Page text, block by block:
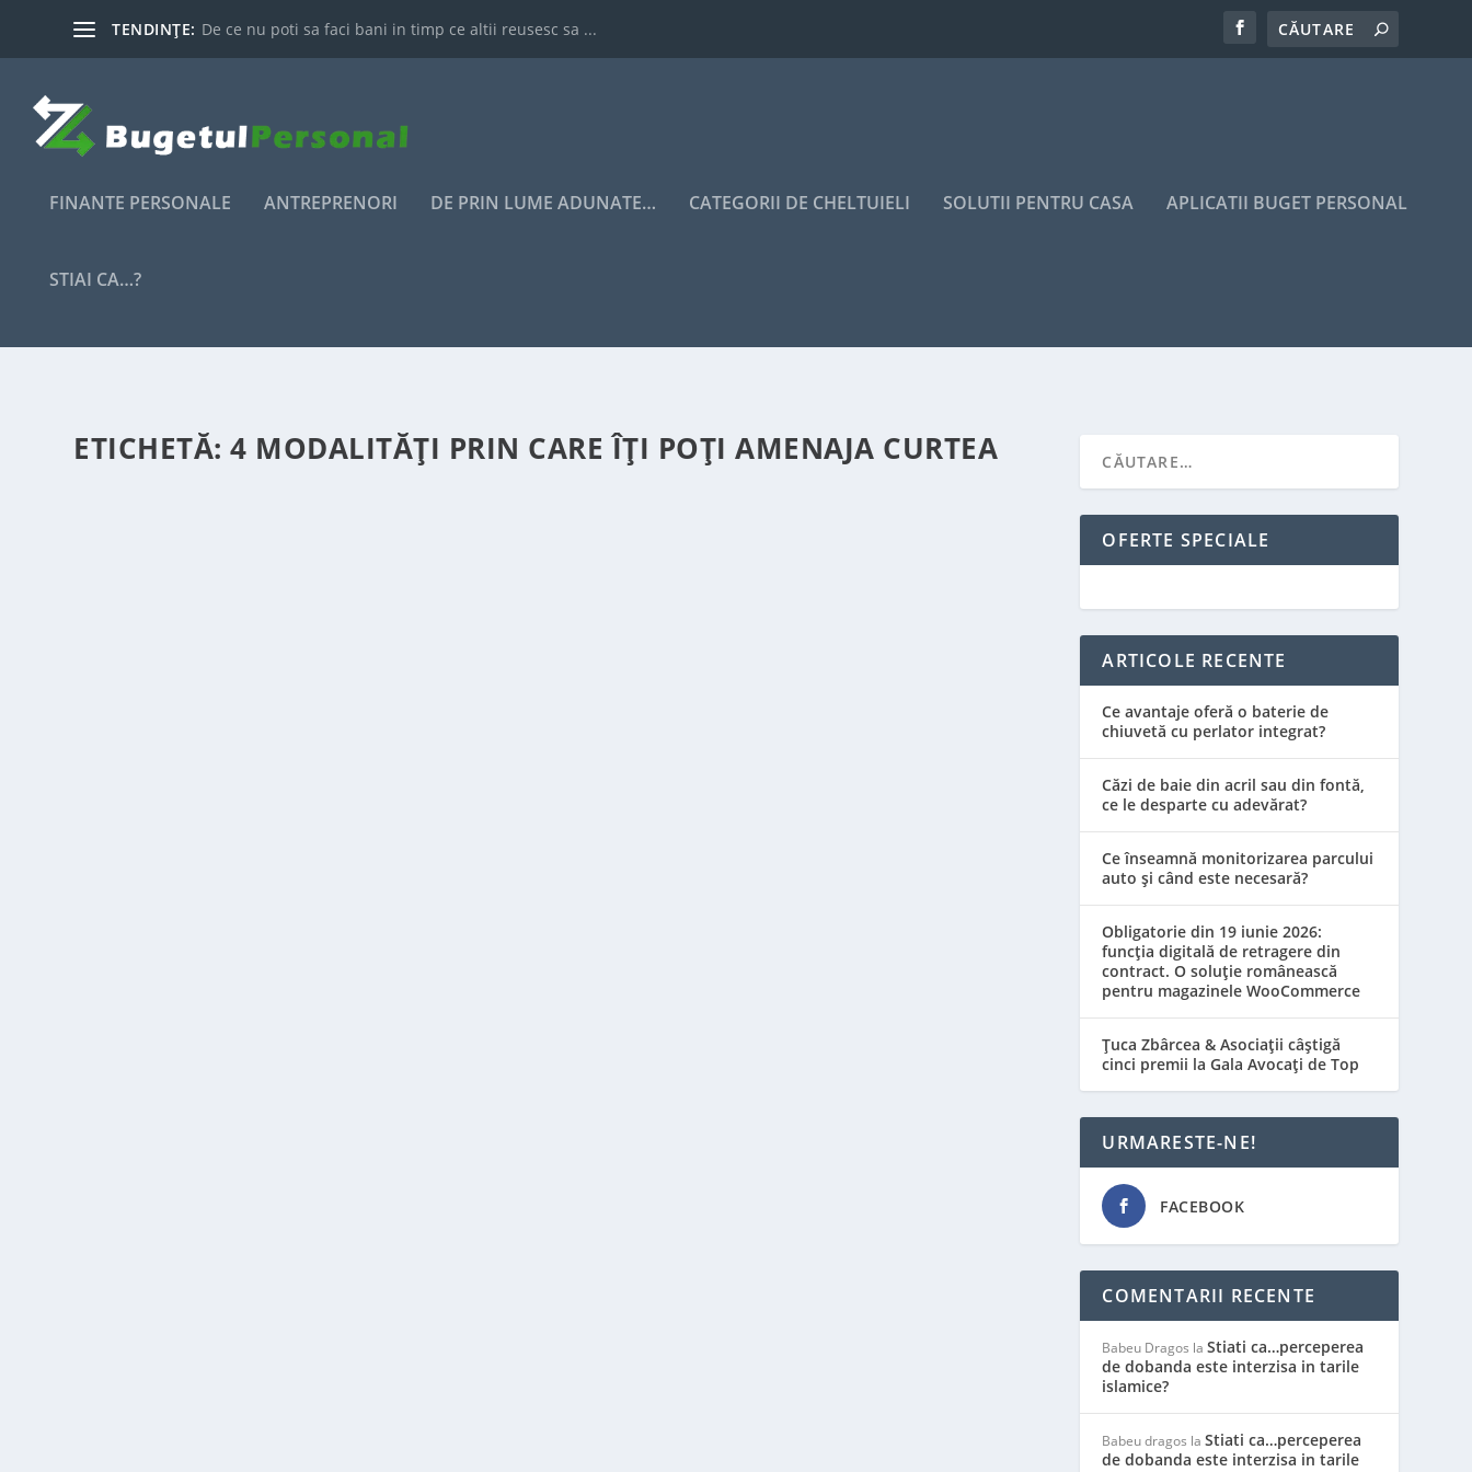
TENDINȚE: De ce nu poti sa faci bani in timp ce altii reusesc sa ...
FINANTE PERSONALE ANTREPRENORI DE PRIN LUME ADUNATE… CATEGORII DE CHELTUIELI SOLUTII PENTRU CASA APLICATII BUGET PERSONAL
STIAI CA…?
ETICHETĂ:4 MODALITĂȚI PRIN CARE ÎȚI POȚI AMENAJA CURTEA
OFERTE SPECIALE
ARTICOLE RECENTE
Ce avantaje oferă o baterie de
chiuvetă cu perlator integrat?
Căzi de baie din acril sau din fontă,
ce le desparte cu adevărat?
Ce înseamnă monitorizarea parcului
auto și când este necesară?
Obligatorie din 19 iunie 2026:
funcția digitală de retragere din
contract. O soluție românească
pentru magazinele WooCommerce
Țuca Zbârcea & Asociații câștigă
cinci premii la Gala Avocați de Top
URMARESTE-NE!
FACEBOOK
COMENTARII RECENTE
Babeu Dragos laStiati ca…perceperea
de dobanda este interzisa in tarile
islamice?
Babeu dragos laStiati ca…perceperea
de dobanda este interzisa in tarile